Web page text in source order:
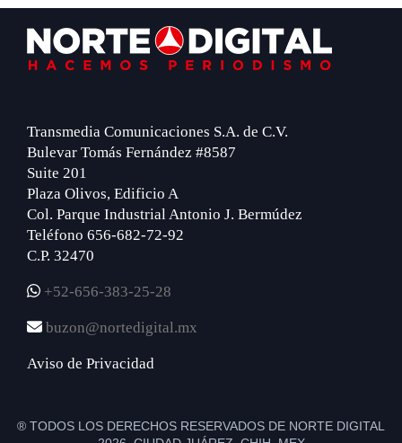
Footer
Transmedia Comunicaciones S.A. de C.V.
Bulevar Tomás Fernández #8587
Suite 201
Plaza Olivos, Edificio A
Col. Parque Industrial Antonio J. Bermúdez
Teléfono 656-682-72-92
C.P. 32470
+52-656-383-25-28
buzon@nortedigital.mx
Aviso de Privacidad
® TODOS LOS DERECHOS RESERVADOS DE NORTE DIGITAL